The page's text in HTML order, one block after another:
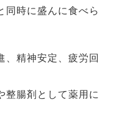
同時に盛んに食べら
、精神安定、疲労回
整腸剤として薬用に